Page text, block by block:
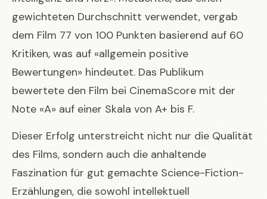
gewichteten Durchschnitt verwendet, vergab
dem Film 77 von 100 Punkten basierend auf 60
Kritiken, was auf «allgemein positive
Bewertungen» hindeutet. Das Publikum
bewertete den Film bei CinemaScore mit der
Note «A» auf einer Skala von A+ bis F.
Dieser Erfolg unterstreicht nicht nur die Qualität
des Films, sondern auch die anhaltende
Faszination für gut gemachte Science-Fiction-
Erzählungen, die sowohl intellektuell